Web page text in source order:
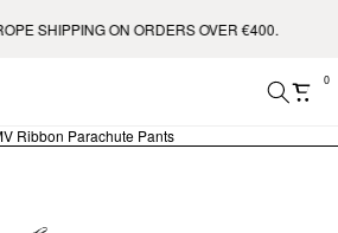
SHIPPING ON ORDERS OVER €400.
0
Ribbon Parachute Pants